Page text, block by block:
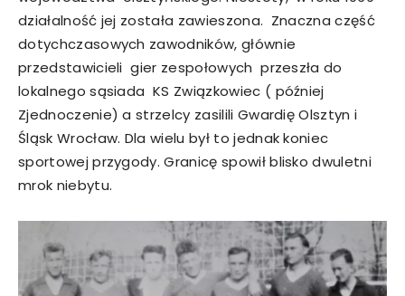
działalność jej została zawieszona. Znaczna część
dotychczasowych zawodników, głównie
przedstawicieli gier zespołowych przeszła do
lokalnego sąsiada KS Związkowiec ( później
Zjednoczenie) a strzelcy zasilili Gwardię Olsztyn i
Śląsk Wrocław. Dla wielu był to jednak koniec
sportowej przygody. Granicę spowił blisko dwuletni
mrok niebytu.